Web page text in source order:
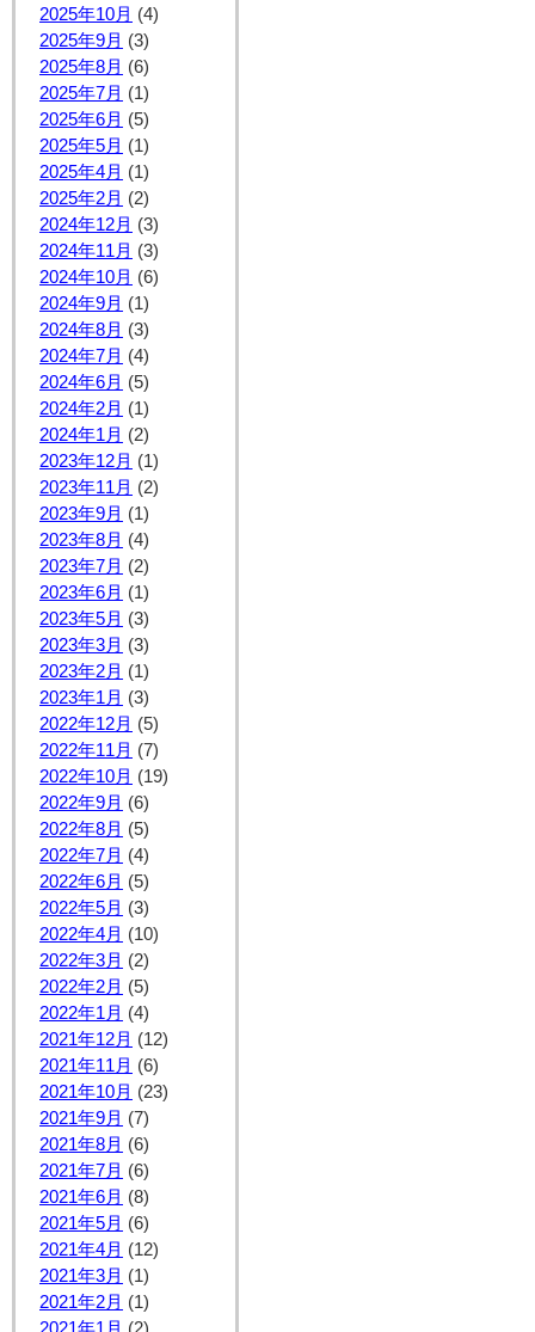
2025年10月 (4)
2025年9月 (3)
2025年8月 (6)
2025年7月 (1)
2025年6月 (5)
2025年5月 (1)
2025年4月 (1)
2025年2月 (2)
2024年12月 (3)
2024年11月 (3)
2024年10月 (6)
2024年9月 (1)
2024年8月 (3)
2024年7月 (4)
2024年6月 (5)
2024年2月 (1)
2024年1月 (2)
2023年12月 (1)
2023年11月 (2)
2023年9月 (1)
2023年8月 (4)
2023年7月 (2)
2023年6月 (1)
2023年5月 (3)
2023年3月 (3)
2023年2月 (1)
2023年1月 (3)
2022年12月 (5)
2022年11月 (7)
2022年10月 (19)
2022年9月 (6)
2022年8月 (5)
2022年7月 (4)
2022年6月 (5)
2022年5月 (3)
2022年4月 (10)
2022年3月 (2)
2022年2月 (5)
2022年1月 (4)
2021年12月 (12)
2021年11月 (6)
2021年10月 (23)
2021年9月 (7)
2021年8月 (6)
2021年7月 (6)
2021年6月 (8)
2021年5月 (6)
2021年4月 (12)
2021年3月 (1)
2021年2月 (1)